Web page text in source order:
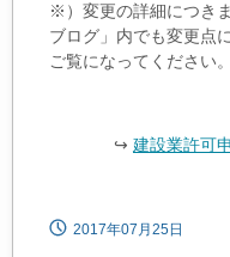
※）変更の詳細につき
ブログ」内でも変更点
ご覧になってください。
↪ 建設業許可
2017年07月25日